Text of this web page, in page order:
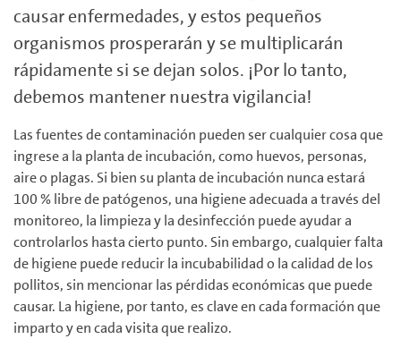
causar enfermedades, y estos pequeños
organismos prosperarán y se multiplicarán
rápidamente si se dejan solos. ¡Por lo tanto,
debemos mantener nuestra vigilancia!
Las fuentes de contaminación pueden ser cualquier cosa que
ingrese a la planta de incubación, como huevos, personas,
aire o plagas. Si bien su planta de incubación nunca estará
100 % libre de patógenos, una higiene adecuada a través del
monitoreo, la limpieza y la desinfección puede ayudar a
controlarlos hasta cierto punto. Sin embargo, cualquier falta
de higiene puede reducir la incubabilidad o la calidad de los
pollitos, sin mencionar las pérdidas económicas que puede
causar. La higiene, por tanto, es clave en cada formación que
imparto y en cada visita que realizo.